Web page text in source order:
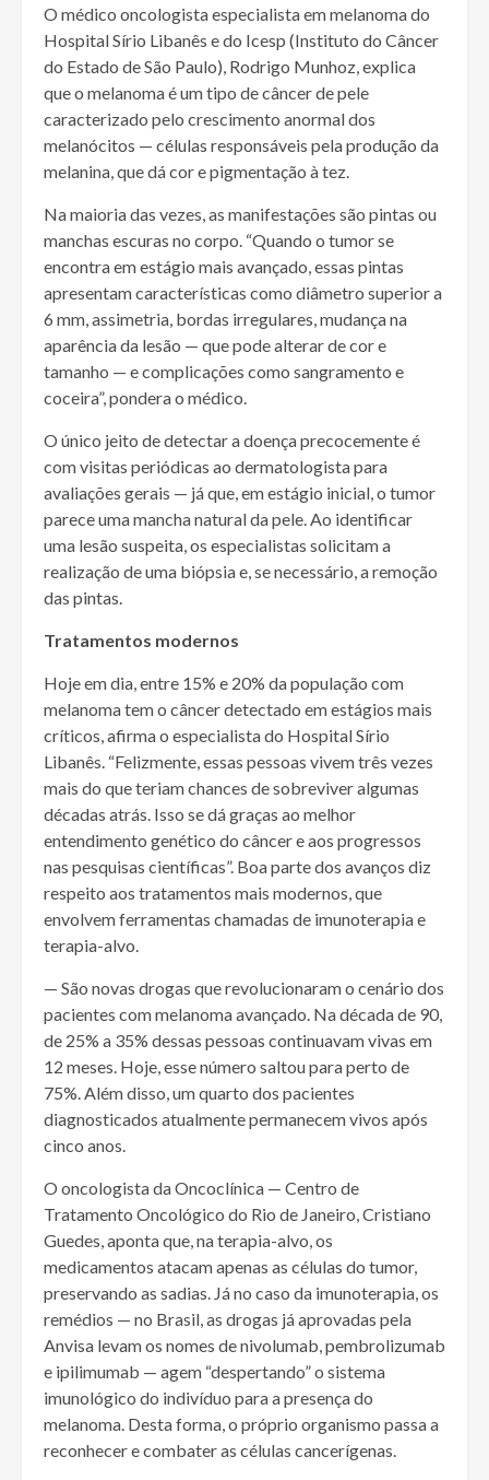
O médico oncologista especialista em melanoma do
Hospital Sírio Libanês e do Icesp (Instituto do Câncer
do Estado de São Paulo), Rodrigo Munhoz, explica
que o melanoma é um tipo de câncer de pele
caracterizado pelo crescimento anormal dos
melanócitos — células responsáveis pela produção da
melanina, que dá cor e pigmentação à tez.
Na maioria das vezes, as manifestações são pintas ou
manchas escuras no corpo. “Quando o tumor se
encontra em estágio mais avançado, essas pintas
apresentam características como diâmetro superior a
6 mm, assimetria, bordas irregulares, mudança na
aparência da lesão — que pode alterar de cor e
tamanho — e complicações como sangramento e
coceira”, pondera o médico.
O único jeito de detectar a doença precocemente é
com visitas periódicas ao dermatologista para
avaliações gerais — já que, em estágio inicial, o tumor
parece uma mancha natural da pele. Ao identificar
uma lesão suspeita, os especialistas solicitam a
realização de uma biópsia e, se necessário, a remoção
das pintas.
Tratamentos modernos
Hoje em dia, entre 15% e 20% da população com
melanoma tem o câncer detectado em estágios mais
críticos, afirma o especialista do Hospital Sírio
Libanês. “Felizmente, essas pessoas vivem três vezes
mais do que teriam chances de sobreviver algumas
décadas atrás. Isso se dá graças ao melhor
entendimento genético do câncer e aos progressos
nas pesquisas científicas”. Boa parte dos avanços diz
respeito aos tratamentos mais modernos, que
envolvem ferramentas chamadas de imunoterapia e
terapia-alvo.
— São novas drogas que revolucionaram o cenário dos
pacientes com melanoma avançado. Na década de 90,
de 25% a 35% dessas pessoas continuavam vivas em
12 meses. Hoje, esse número saltou para perto de
75%. Além disso, um quarto dos pacientes
diagnosticados atualmente permanecem vivos após
cinco anos.
O oncologista da Oncoclínica — Centro de
Tratamento Oncológico do Rio de Janeiro, Cristiano
Guedes, aponta que, na terapia-alvo, os
medicamentos atacam apenas as células do tumor,
preservando as sadias. Já no caso da imunoterapia, os
remédios — no Brasil, as drogas já aprovadas pela
Anvisa levam os nomes de nivolumab, pembrolizumab
e ipilimumab — agem “despertando” o sistema
imunológico do indivíduo para a presença do
melanoma. Desta forma, o próprio organismo passa a
reconhecer e combater as células cancerígenas.